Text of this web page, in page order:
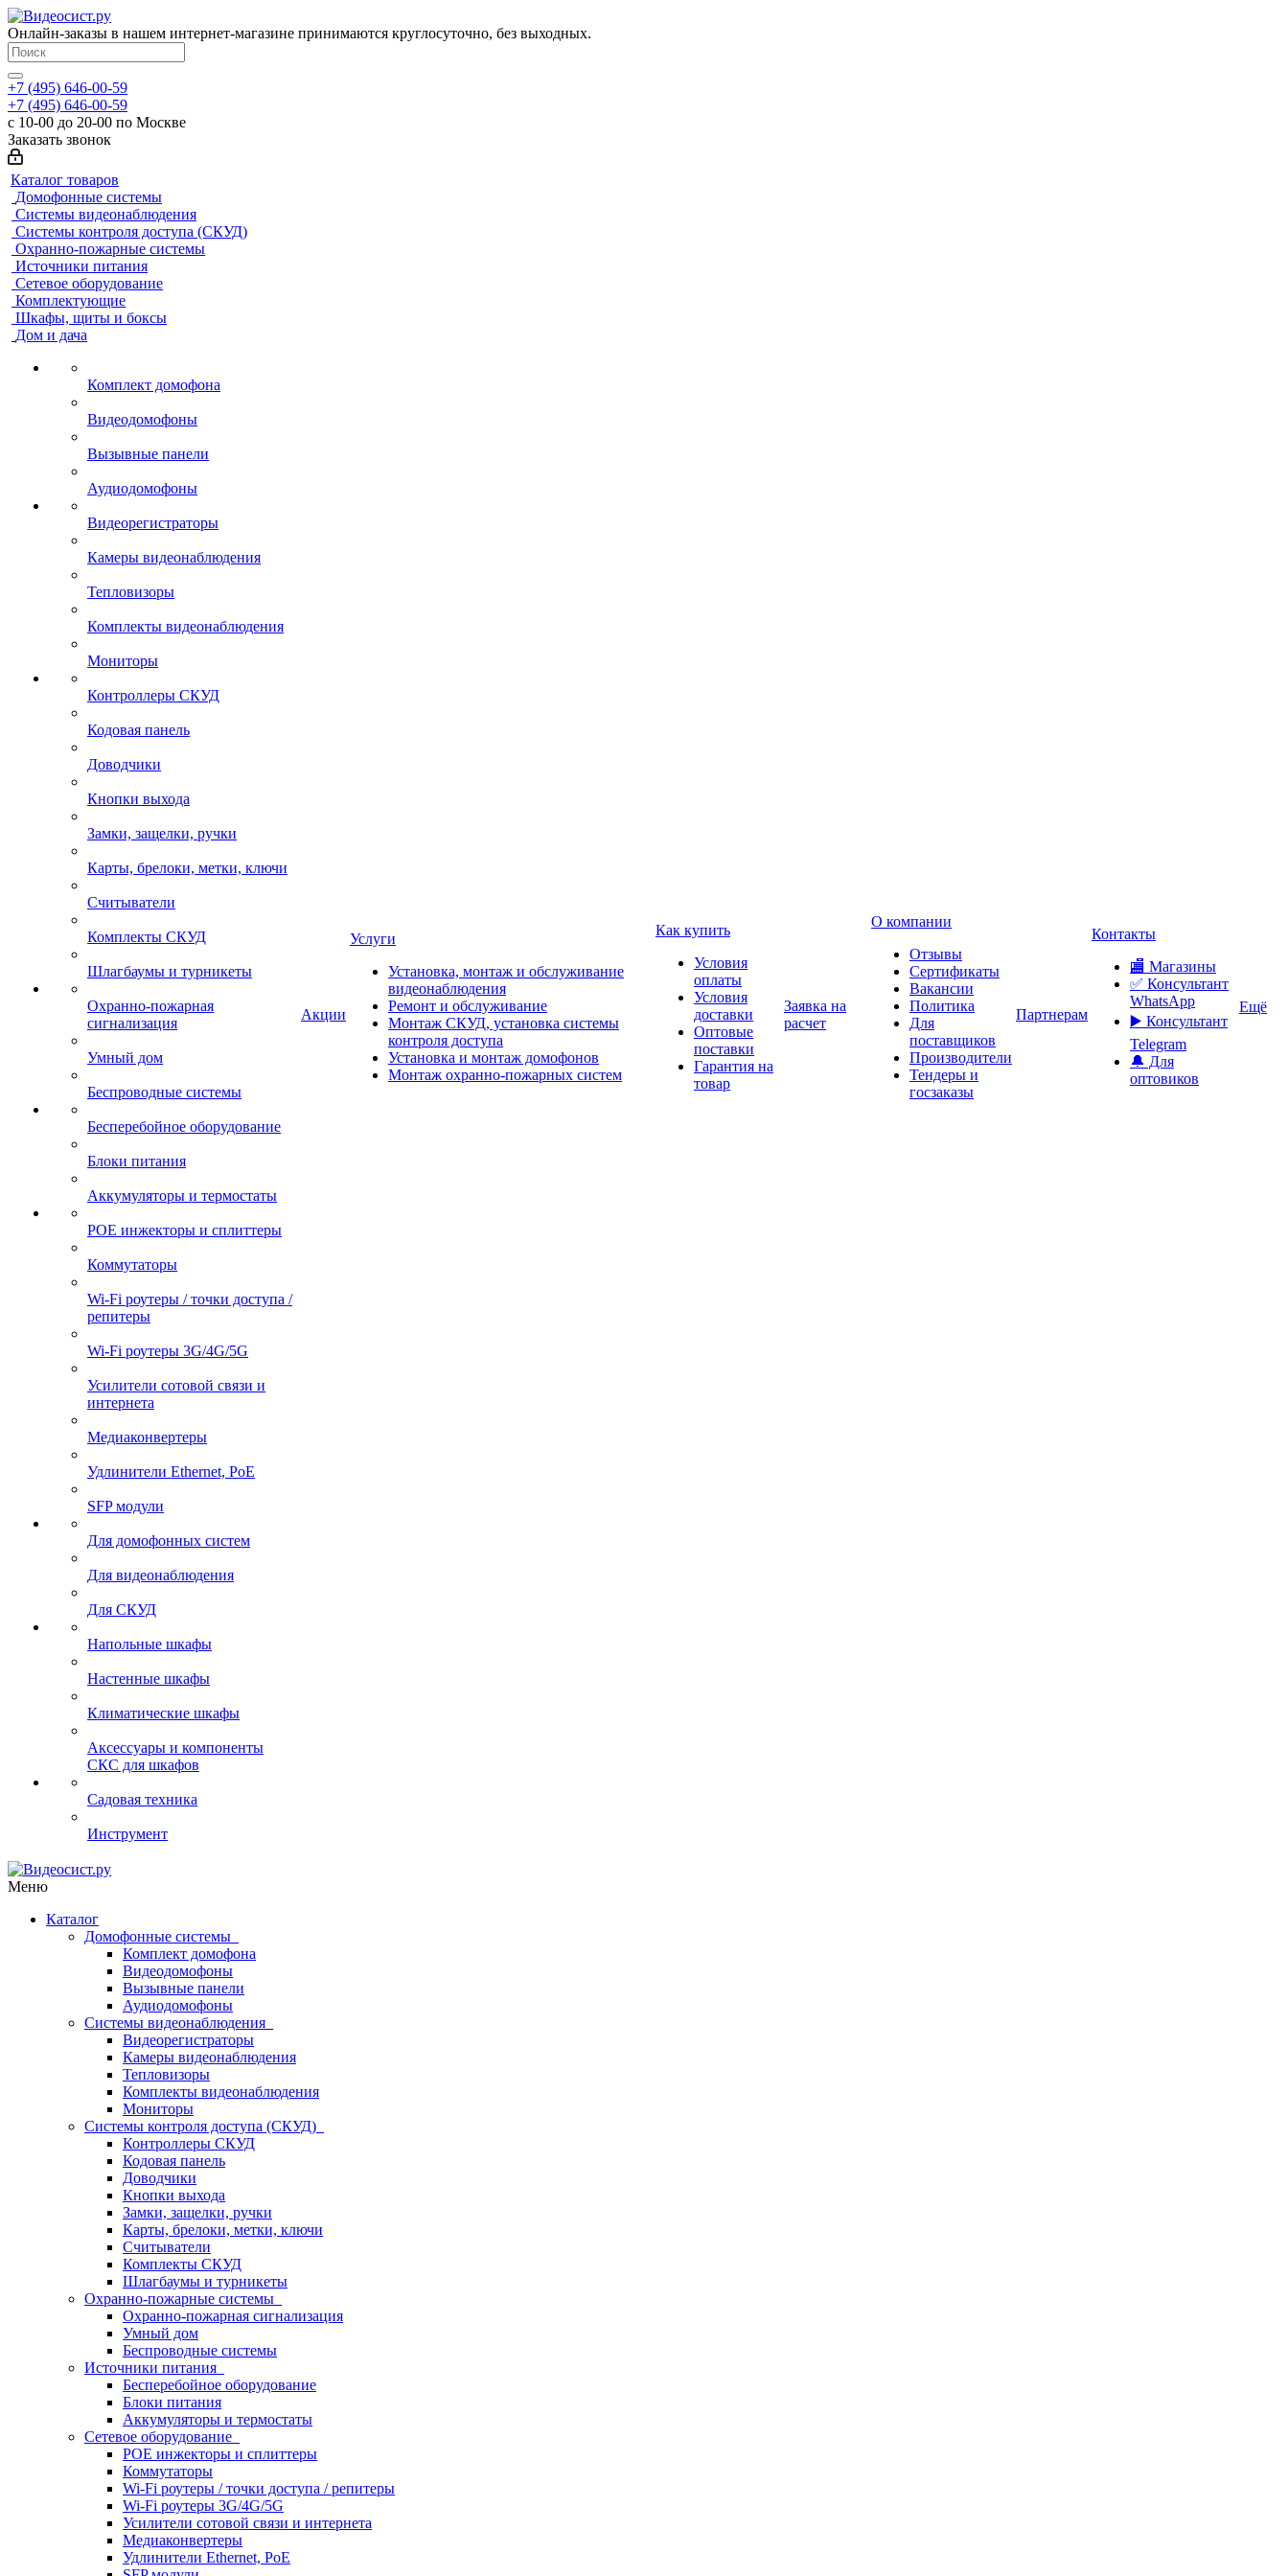
Онлайн-заказы в нашем интернет-магазине принимаются круглосуточно, без выходных.
+7 (495) 646-00-59
+7 (495) 646-00-59
с 10-00 до 20-00 по Москве
Заказать звонок
Каталог товаров
Домофонные системы
Системы видеонаблюдения
Системы контроля доступа (СКУД)
Охранно-пожарные системы
Источники питания
Сетевое оборудование
Комплектующие
Шкафы, щиты и боксы
Дом и дача
Комплект домофона
Видеодомофоны
Вызывные панели
Аудиодомофоны
Видеорегистраторы
Камеры видеонаблюдения
Тепловизоры
Комплекты видеонаблюдения
Мониторы
Контроллеры СКУД
Кодовая панель
Доводчики
Кнопки выхода
Замки, защелки, ручки
Карты, брелоки, метки, ключи
Считыватели
Комплекты СКУД
Шлагбаумы и турникеты
Охранно-пожарная
сигнализация
Умный дом
Беспроводные системы
Бесперебойное оборудование
Блоки питания
Аккумуляторы и термостаты
POE инжекторы и сплиттеры
Коммутаторы
Wi-Fi роутеры / точки доступа /
репитеры
Wi-Fi роутеры 3G/4G/5G
Усилители сотовой связи и
интернета
Медиаконвертеры
Удлинители Ethernet, PoE
SFP модули
Для домофонных систем
Для видеонаблюдения
Для СКУД
Напольные шкафы
Настенные шкафы
Климатические шкафы
Аксессуары и компоненты
СКС для шкафов
Садовая техника
Инструмент
Акции
Услуги
Установка, монтаж и обслуживание
видеонаблюдения
Ремонт и обслуживание
Монтаж СКУД, установка системы
контроля доступа
Установка и монтаж домофонов
Монтаж охранно-пожарных систем
Как купить
Условия
оплаты
Условия
доставки
Оптовые
поставки
Гарантия на
товар
Заявка на
расчет
О компании
Отзывы
Сертификаты
Вакансии
Политика
Для
поставщиков
Производители
Тендеры и
госзаказы
Партнерам
Контакты
🏬 Магазины
✅️ Консультант
WhatsApp
▶️ Консультант
Telegram
🔔 Для
оптовиков
Ещё
Меню
Каталог
Домофонные системы
Комплект домофона
Видеодомофоны
Вызывные панели
Аудиодомофоны
Системы видеонаблюдения
Видеорегистраторы
Камеры видеонаблюдения
Тепловизоры
Комплекты видеонаблюдения
Мониторы
Системы контроля доступа (СКУД)
Контроллеры СКУД
Кодовая панель
Доводчики
Кнопки выхода
Замки, защелки, ручки
Карты, брелоки, метки, ключи
Считыватели
Комплекты СКУД
Шлагбаумы и турникеты
Охранно-пожарные системы
Охранно-пожарная сигнализация
Умный дом
Беспроводные системы
Источники питания
Бесперебойное оборудование
Блоки питания
Аккумуляторы и термостаты
Сетевое оборудование
POE инжекторы и сплиттеры
Коммутаторы
Wi-Fi роутеры / точки доступа / репитеры
Wi-Fi роутеры 3G/4G/5G
Усилители сотовой связи и интернета
Медиаконвертеры
Удлинители Ethernet, PoE